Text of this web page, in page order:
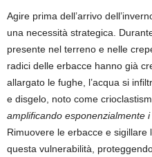
Agire prima dell’arrivo
una necessità strategica.
presente nel terreno e nelle
radici delle erbacce hanno già
allargato le fughe, l’acqua si
e disgelo, noto come
amplificando esponenzialmente
Rimuovere le erbacce e sigillare
questa vulnerabilità,